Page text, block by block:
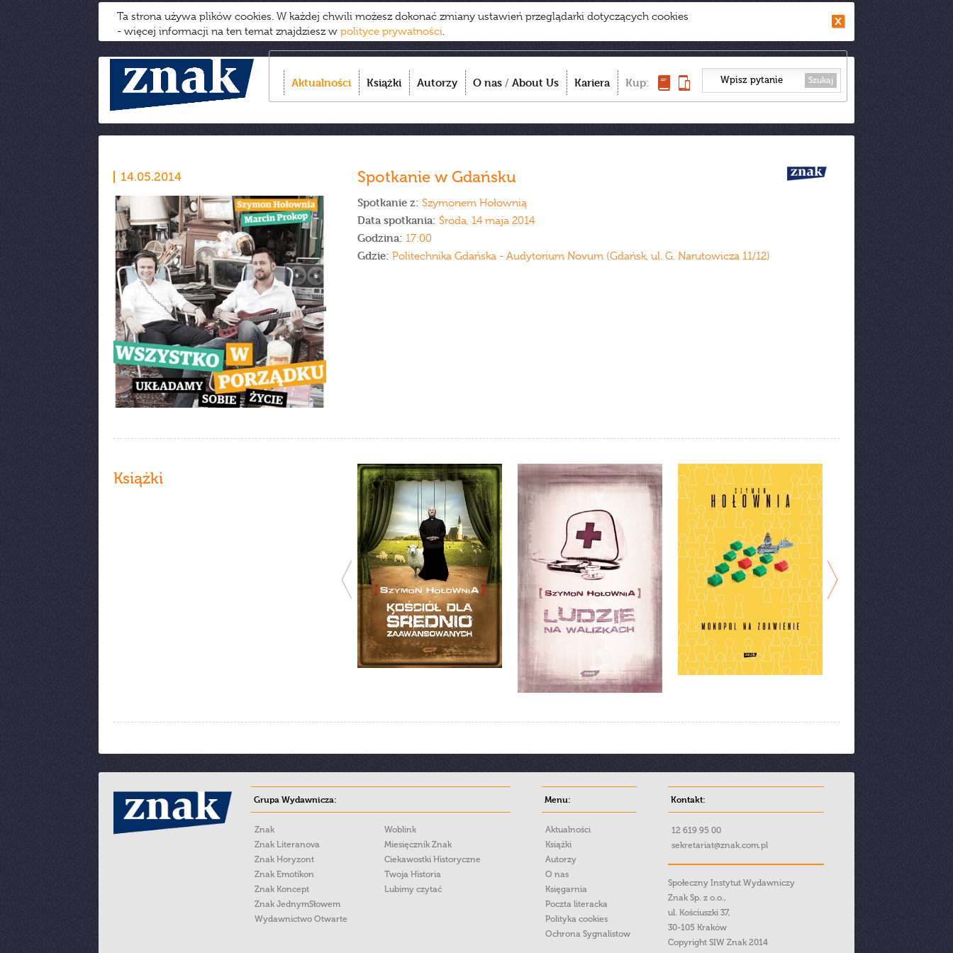
Ta strona używa plików cookies. W każdej chwili możesz dokonać zmiany ustawień przeglądarki dotyczących cookies
- więcej informacji na ten temat znajdziesz w polityce prywatności.
Aktualności Książki Autorzy O nas / About Us Kariera Kup: Szukaj
14.05.2014 Spotkanie w Gdańsku
Spotkanie z: Szymonem Hołownią
Data spotkania: Środa, 14 maja 2014
Godzina: 17:00
Gdzie: Politechnika Gdańska - Audytorium Novum (Gdańsk, ul. G. Narutowicza 11/12)
Książki
Grupa Wydawnicza:
Znak
Znak Literanova
Znak Horyzont
Znak Emotikon
Znak Koncept
Znak JednymSłowem
Wydawnictwo Otwarte
Woblink
Miesięcznik Znak
Ciekawostki Historyczne
Twoja Historia
Lubimy czytać
Menu:
Aktualności
Książki
Autorzy
O nas
Księgarnia
Poczta literacka
Polityka cookies
Ochrona Sygnalistow
Kontakt:
12 619 95 00
sekretariat@znak.com.pl
Społeczny Instytut Wydawniczy
Znak Sp. z o.o.,
ul. Kościuszki 37,
30-105 Kraków
Copyright SIW Znak 2014